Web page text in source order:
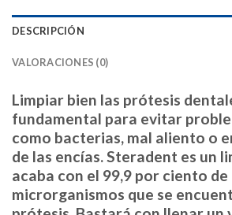
DESCRIPCIÓN
VALORACIONES (0)
Limpiar bien las prótesis
fundamental para evitar
como bacterias, mal aliento o
de las encías. Steradent es un
acaba con el 99,9 por ciento de
microrganismos que se